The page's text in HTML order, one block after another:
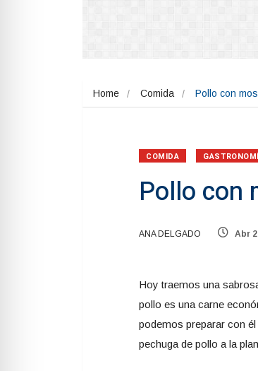
Home Comida Pollo con
COMIDA
Pollo con
ANA DELGADO Abr
Hoy traemos una
pollo es una carne
podemos preparar con
pechuga de pollo a la